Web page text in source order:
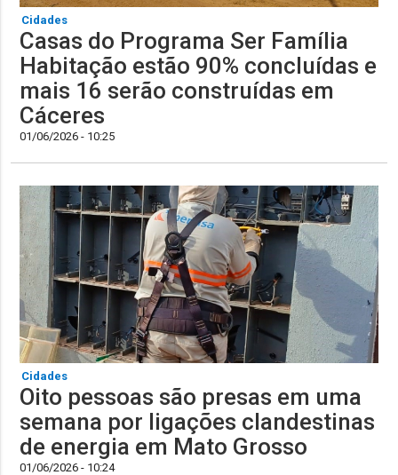
Cidades
Casas do Programa Ser Família
Habitação estão 90% concluídas e
mais 16 serão construídas em
Cáceres
01/06/2026 - 10:25
Cidades
Oito pessoas são presas em uma
semana por ligações clandestinas
de energia em Mato Grosso
01/06/2026 - 10:24